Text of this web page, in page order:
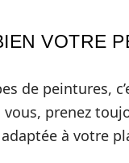
VOTRE
de peintures,
vous, prenez
à votre